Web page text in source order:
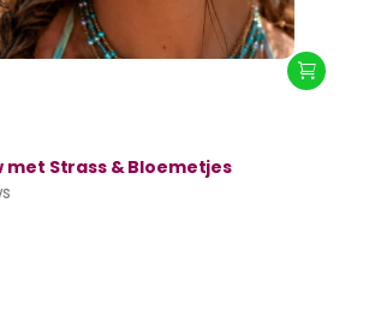
met Strass & Bloemetjes